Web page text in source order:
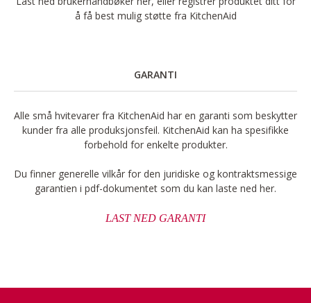
å få best mulig støtte fra KitchenAid
GARANTI
Alle små hvitevarer fra KitchenAid har en garanti som beskytter
kunder fra alle produksjonsfeil. KitchenAid kan ha spesifikke
forbehold for enkelte produkter.
Du finner generelle vilkår for den juridiske og kontraktsmessige
garantien i pdf-dokumentet som du kan laste ned her.
LAST NED GARANTI